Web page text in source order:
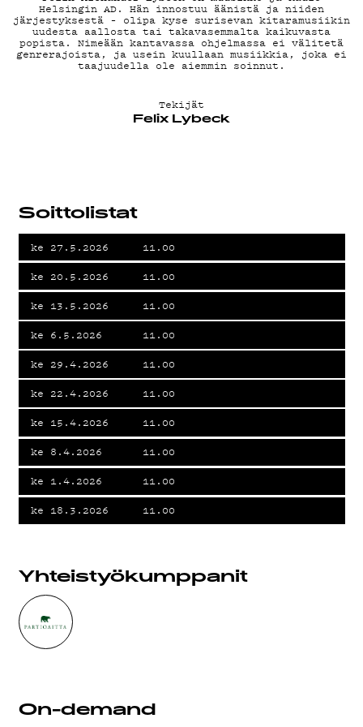
MAINOSTA
TIETOSUOJA
KIRJAUDU SISÄÄN
Helsingin AD. Hän innostuu äänistä ja niiden
järjestyksestä – olipa kyse surisevan kitaramusiikin
uudesta aallosta tai takavasemmalta kaikuvasta
popista. Nimeään kantavassa ohjelmassa ei välitetä
genrerajoista, ja usein kuullaan musiikkia, joka ei
taajuudella ole aiemmin soinnut.
Tekijät
Felix Lybeck
Soittolistat
ke 27.5.2026 11.00
ke 20.5.2026 11.00
ke 13.5.2026 11.00
ke 6.5.2026 11.00
ke 29.4.2026 11.00
ke 22.4.2026 11.00
ke 15.4.2026 11.00
ke 8.4.2026 11.00
ke 1.4.2026 11.00
ke 18.3.2026 11.00
Yhteistyö­kumppanit
On-demand